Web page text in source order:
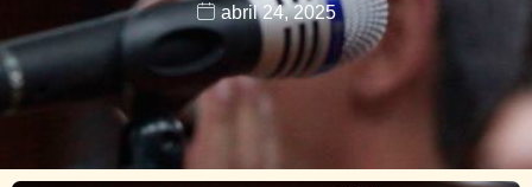
abril 24, 2025